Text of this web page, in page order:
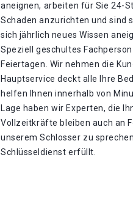
aneignen, arbeiten für Sie 24-
Schaden anzurichten und sind
sich jährlich neues Wissen
Speziell geschultes
Feiertagen. Wir nehmen die
Hauptservice deckt alle Ihre
helfen Ihnen innerhalb von
Lage haben wir Experten, die
Vollzeitkräfte bleiben auch an
unserem Schlosser zu
Schlüsseldienst erfüllt.